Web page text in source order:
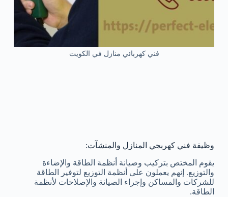
فني كهربائي منازل في الكويت
وظيفة فني كهربجي المنازل والمنشآت:
يقوم المختص بتركيب وصيانة أنظمة الطاقة والإضاءة
والتوزيع. إنهم يعملون على أنظمة التوزيع لتوفير الطاقة
للشركات والمساكن وإجراء الصيانة والإصلاحات لأنظمة
الطاقة.